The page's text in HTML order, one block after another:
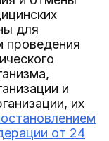
для
проведения
и
их
от 24